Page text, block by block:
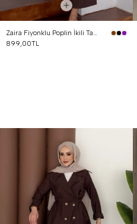
Zaira Fiyonklu Poplin İkili Takım Kahverengi
899,00TL